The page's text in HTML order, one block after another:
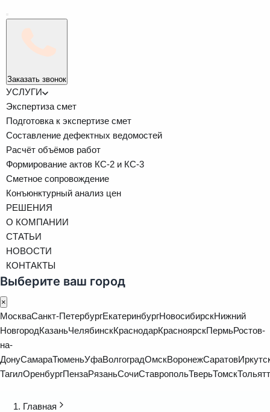
Заказать звонок
УСЛУГИ
Экспертиза смет
Подготовка к экспертизе смет
Составление дефектных ведомостей
Расчёт объёмов работ
Формирование актов КС-2 и КС-3
Сметное сопровождение
Конъюнктурный анализ цен
РЕШЕНИЯ
О КОМПАНИИ
СТАТЬИ
НОВОСТИ
КОНТАКТЫ
Выберите ваш город
×
МоскваСанкт-ПетербургЕкатеринбургНовосибирскНижний
НовгородКазаньЧелябинскКраснодарКрасноярскПермьРостов-
на-
ДонуСамараТюменьУфаВолгоградОмскВоронежСаратов
ТагилОренбургПензаРязаньСочиСтавропольТверьТомск
Главная